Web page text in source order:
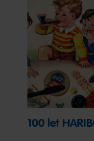
100 let